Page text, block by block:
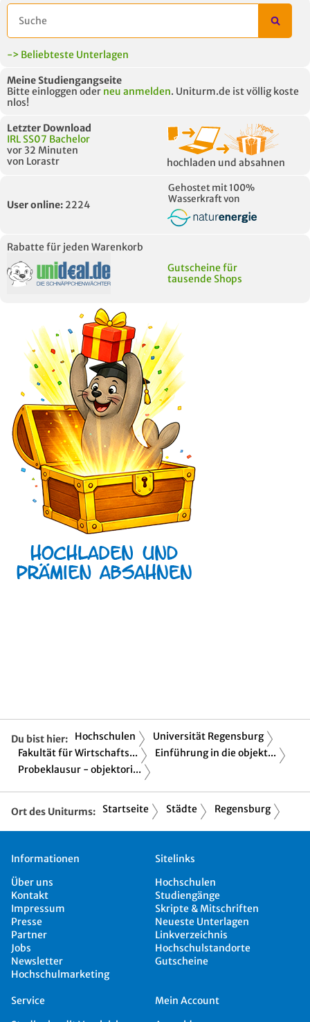
-> Beliebteste Unterlagen
Meine Studiengangseite
Bitte einloggen oder neu anmelden. Uniturm.de ist völlig koste
nlos!
Letzter Download
IRL SS07 Bachelor
vor 32 Minuten
von Lorastr
hochladen und absahnen
User online: 2224
Gehostet mit 100%
Wasserkraft von
Rabatte für jeden Warenkorb
Gutscheine für
tausende Shops
Du bist hier: Hochschulen
Universität Regensburg
Fakultät für Wirtschafts...
Einführung in die objekt...
Probeklausur - objektori...
Ort des Uniturms: Startseite Städte Regensburg
Informationen
Über uns
Kontakt
Impressum
Presse
Partner
Jobs
Newsletter
Hochschulmarketing
Sitelinks
Hochschulen
Studiengänge
Skripte & Mitschriften
Neueste Unterlagen
Linkverzeichnis
Hochschulstandorte
Gutscheine
Service
Mein Account